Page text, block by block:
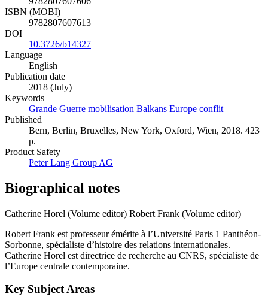
ISBN (MOBI)
9782807607613
DOI
10.3726/b14327
Language
English
Publication date
2018 (July)
Keywords
Grande Guerre mobilisation Balkans Europe conflit
Published
Bern, Berlin, Bruxelles, New York, Oxford, Wien, 2018. 423
p.
Product Safety
Peter Lang Group AG
Biographical notes
Catherine Horel (Volume editor) Robert Frank (Volume editor)
Robert Frank est professeur émérite à l’Université Paris 1 Panthéon-
Sorbonne, spécialiste d’histoire des relations internationales.
Catherine Horel est directrice de recherche au CNRS, spécialiste de
l’Europe centrale contemporaine.
Key Subject Areas